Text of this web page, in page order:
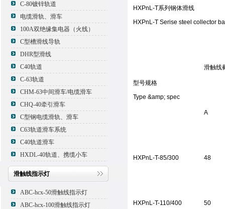
C-80镀锌轨道
电缆滑轨、滑车
100A双绝缘集电器（火线）
C型槽滑线导轨
DHR型滑线
C40轨道
C-63轨道
CHM-63中间滑车/电缆滑车
CHQ-40牵引滑车
C型钢电缆滑轨、滑车
C63轨道滑车系统
C40轨道滑车
HXDL-40轨道、携缆小车
滑触线指示灯
ABC-hcx-50滑触线指示灯
ABC-hcx-100滑触线指示灯
HXPnL-T系列钢体滑线
HXPnL-T Serise steel collector
型号规格
Type &amp; spec
滑触线
A
HXPnL-T-85/300 48
HXPnL-T-110/400 50